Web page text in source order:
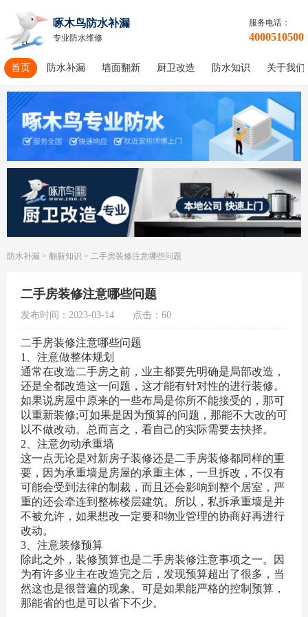
啄木鸟防水补漏
专业防水维修
服务电话：
4000510500
首页 防水补漏 墙面翻新 厨卫改造 防水知识 关于我们
防水补漏 > 翻新知识 > 二手房装修注意哪些问题
二手房装修注意哪些问题
发布时间：2023-03-14 点击：60
二手房装修注意哪些问题
1、注意做整体规划
通常在改造二手房之前，业主都要先明确是局部改造，
还是全都改造这一问题，这才能有针对性的进行装修。
如果说房屋中原来的一些布局是你所不能接受的，那可
以重新装修;可如果是因为预算的问题，那能不大改的可
以不做改动。总而言之，看自己的实际需要去抉择。
2、注意勿动承重墙
这一点无论是对新房子装修还是二手房装修都同样的重
要，因为承重墙是房屋的承重主体，一旦拆改，不仅有
可能会受到法律的制裁，而且还会影响到整个居室，严
重的还会牵连到整栋楼层建筑。所以，私拆承重墙是并
不被允许，如果想改一定要和物业管理的协商好再进行
改动。
3、注意装修预算
除此之外，装修预算也是二手房装修注意事项之一。因
为有许多业主在改造完之后，发现预算超出了很多，当
然这也是很普遍的现象。可是如果能严格的控制预算，
那能省的也是可以省下不少。